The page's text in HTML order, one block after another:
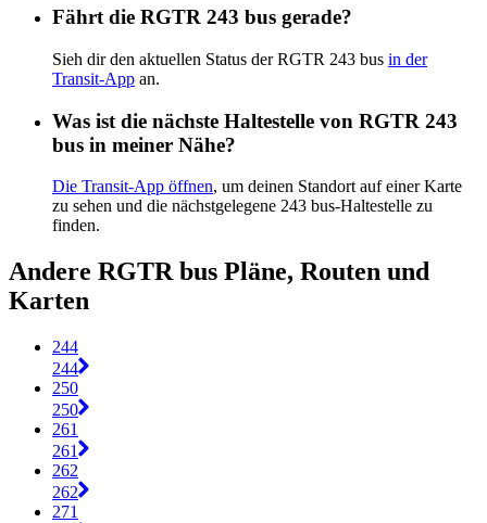
Fährt die RGTR 243 bus gerade?
Sieh dir den aktuellen Status der RGTR 243 bus in der
Transit-App an.
Was ist die nächste Haltestelle von RGTR 243
bus in meiner Nähe?
Die Transit-App öffnen, um deinen Standort auf einer Karte
zu sehen und die nächstgelegene 243 bus-Haltestelle zu
finden.
Andere RGTR bus Pläne, Routen und
Karten
244
244
250
250
261
261
262
262
271